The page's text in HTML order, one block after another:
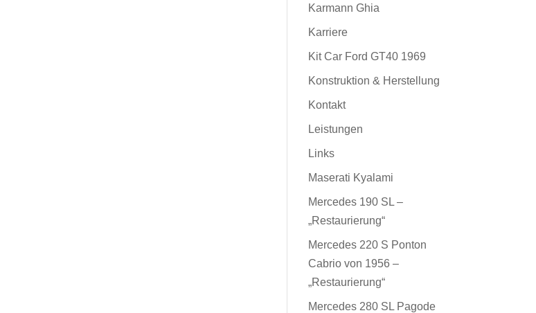
Karmann Ghia
Karriere
Kit Car Ford GT40 1969
Konstruktion & Herstellung
Kontakt
Leistungen
Links
Maserati Kyalami
Mercedes 190 SL –
„Restaurierung“
Mercedes 220 S Ponton
Cabrio von 1956 –
„Restaurierung“
Mercedes 280 SL Pagode